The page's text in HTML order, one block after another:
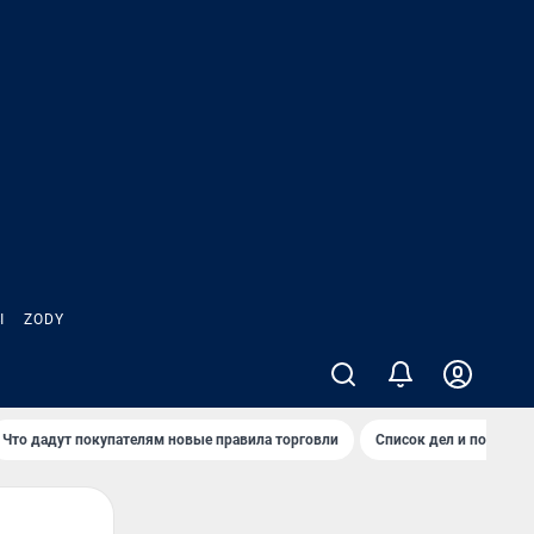
ZODY
Что дадут покупателям новые правила торговли Список дел и покупок